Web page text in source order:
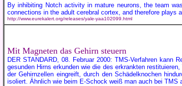
By inhibiting Notch activity in mature neurons, the team
connections in the adult cerebral cortex, and therefore plays
http://www.eurekalert.org/releases/yale-yaa102099.html
Mit Magneten das Gehirn steuern
DER STANDARD, 08. Februar 2000: TMS-Verfahren kann
gesunden Hirns erkunden wie die des erkrankten
der Gehirnzellen eingreift, durch den Schädelknochen
isoliert. Ähnlich wie beim E-Schock weiß man auch bei TMS